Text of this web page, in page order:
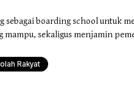
sebagai boarding school untuk
mampu, sekaligus menjamin
Rakyat